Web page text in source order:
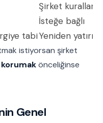
Şirket
İsteğe bağlı
tabiYeniden
istiyorsan şirket
önceliğinse
Genel